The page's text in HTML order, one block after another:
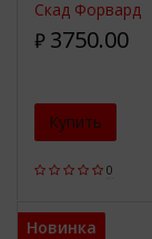
Скад Форвард
0
₽ 3750.00
Купить
Новинка